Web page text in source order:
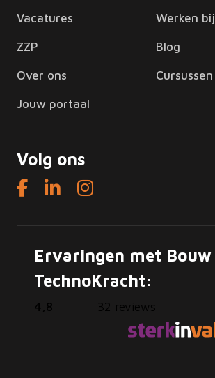
Vacatures
ZZP
Over ons
Jouw portaal
Werken bij
Blog
Cursussen
Volg ons
Ervaringen met Bouw
TechnoKracht:
4,8 32 reviews